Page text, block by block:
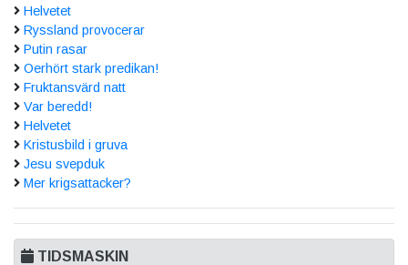
Helvetet
Ryssland provocerar
Putin rasar
Oerhört stark predikan!
Fruktansvärd natt
Var beredd!
Helvetet
Kristusbild i gruva
Jesu svepduk
Mer krigsattacker?
TIDSMASKIN